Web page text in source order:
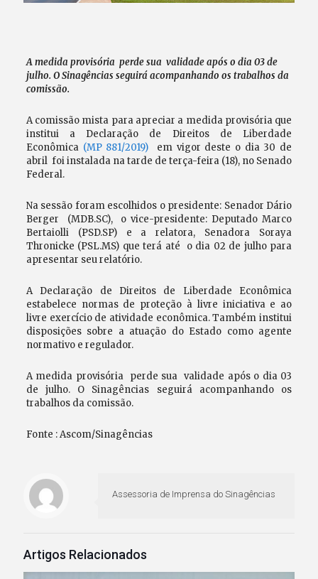
A medida provisória perde sua validade após o dia 03 de
julho. O Sinagências seguirá acompanhando os trabalhos da
comissão.
A comissão mista para apreciar a medida provisória que
institui a Declaração de Direitos de Liberdade
Econômica (MP 881/2019) em vigor deste o dia 30 de
abril foi instalada na tarde de terça-feira (18), no Senado
Federal.
Na sessão foram escolhidos o presidente: Senador Dário
Berger (MDB.SC), o vice-presidente: Deputado Marco
Bertaiolli (PSD.SP) e a relatora, Senadora Soraya
Thronicke (PSL.MS) que terá até o dia 02 de julho para
apresentar seu relatório.
A Declaração de Direitos de Liberdade Econômica
estabelece normas de proteção à livre iniciativa e ao
livre exercício de atividade econômica. Também institui
disposições sobre a atuação do Estado como agente
normativo e regulador.
A medida provisória perde sua validade após o dia 03
de julho. O Sinagências seguirá acompanhando os
trabalhos da comissão.
Fonte : Ascom/Sinagências
Assessoria de Imprensa do Sinagências
Artigos Relacionados